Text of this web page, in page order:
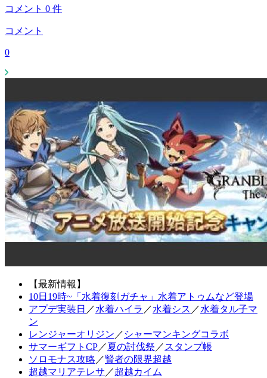
コメント 0 件
コメント
0
【最新情報】
10日19時~「水着復刻ガチャ」水着アトゥムなど登場
アプデ実装日 ／水着ハイラ ／水着シス ／水着タル子マ
ン
レンジャーオリジン ／ シャーマンキングコラボ
サマーギフトCP／夏の討伐祭 ／ スタンプ帳
ソロモナス攻略 ／賢者の限界超越
超越マリアテレサ ／超越カイム